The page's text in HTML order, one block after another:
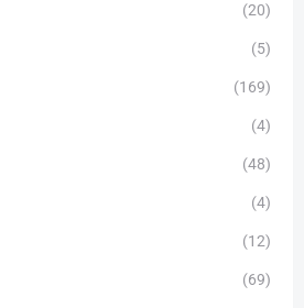
(20)
(5)
(169)
(4)
(48)
(4)
(12)
(69)